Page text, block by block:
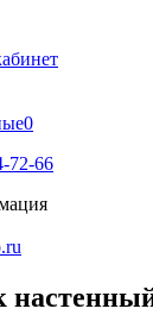
0
72-66